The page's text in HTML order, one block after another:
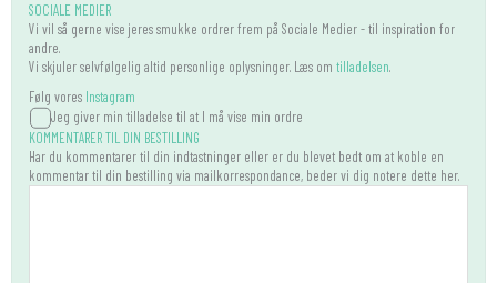
SOCIALE MEDIER
Vi vil så gerne vise jeres smukke ordrer frem på Sociale Medier - til inspiration for
andre.
Vi skjuler selvfølgelig altid personlige oplysninger. Læs om tilladelsen.
Følg vores Instagram
Jeg giver min tilladelse til at I må vise min ordre
KOMMENTARER TIL DIN BESTILLING
Har du kommentarer til din indtastninger eller er du blevet bedt om at koble en
kommentar til din bestilling via mailkorrespondance, beder vi dig notere dette her.
Kalkerpapir